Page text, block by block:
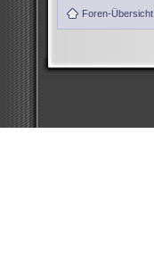
Foren-Übersicht